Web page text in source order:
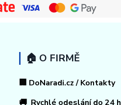
🏠 O FIRMĚ
🏢 DoNaradi.cz / Kontakty
🚚 Rychlé odeslání do 24 h